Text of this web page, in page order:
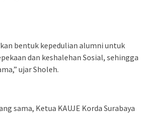
bentuk kepedulian alumni untuk
dan keshalehan Sosial, sehingga
ujar Sholeh.
sama, Ketua KAUJE Korda Surabaya